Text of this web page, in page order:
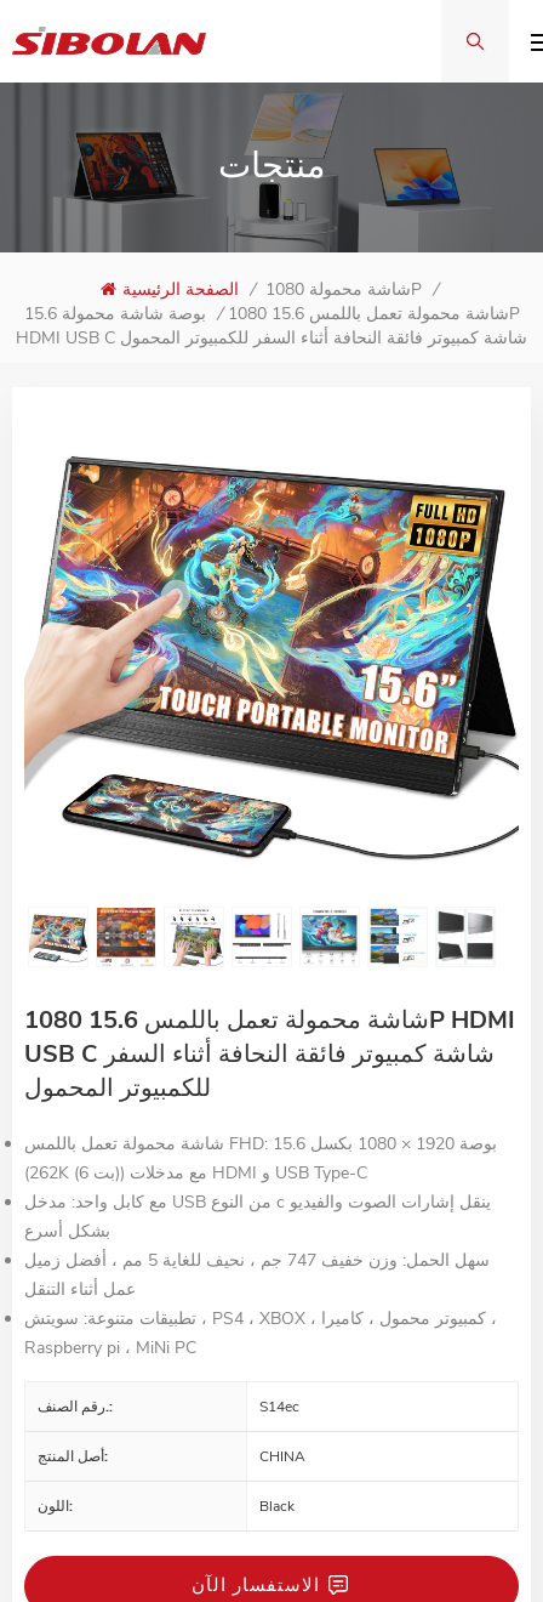
منتجات
الصفحة الرئيسية / شاشة محمولة 1080P /
15.6 بوصة شاشة محمولة / شاشة محمولة تعمل باللمس 15.6 1080P
HDMI USB C شاشة كمبيوتر فائقة النحافة أثناء السفر للكمبيوتر المحمول
شاشة محمولة تعمل باللمس 15.6 1080P HDMI
USB C شاشة كمبيوتر فائقة النحافة أثناء السفر
للكمبيوتر المحمول
شاشة محمولة تعمل باللمس FHD: 15.6 بوصة 1920 × 1080 بكسل
(262K (6 بت)) مع مدخلات HDMI و USB Type-C
مع كابل واحد: مدخل USB من النوع c ينقل إشارات الصوت والفيديو
بشكل أسرع
سهل الحمل: وزن خفيف 747 جم ، نحيف للغاية 5 مم ، أفضل زميل
عمل أثناء التنقل
تطبيقات متنوعة: سويتش ، PS4 ، XBOX ، كمبيوتر محمول ، كاميرا ،
Raspberry pi ، MiNi PC
رقم الصنف.: S14ec
أصل المنتج: CHINA
اللون: Black
الاستفسار الآن